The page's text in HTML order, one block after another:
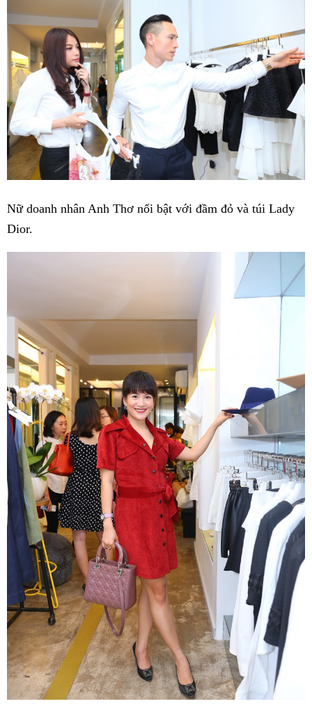
Nữ doanh nhân Anh Thơ nổi bật với đầm đỏ và túi Lady
Dior.